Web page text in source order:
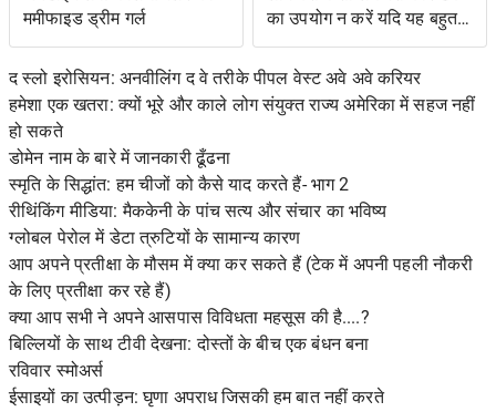
ममीफाइड ड्रीम गर्ल
का उपयोग न करें यदि यह बहुत
जटिल है
द स्लो इरोसियन: अनवीलिंग द वे तरीके पीपल वेस्ट अवे अवे करियर
हमेशा एक खतरा: क्यों भूरे और काले लोग संयुक्त राज्य अमेरिका में सहज नहीं
हो सकते
डोमेन नाम के बारे में जानकारी ढूँढना
स्मृति के सिद्धांत: हम चीजों को कैसे याद करते हैं- भाग 2
रीथिंकिंग मीडिया: मैककेनी के पांच सत्य और संचार का भविष्य
ग्लोबल पेरोल में डेटा त्रुटियों के सामान्य कारण
आप अपने प्रतीक्षा के मौसम में क्या कर सकते हैं (टेक में अपनी पहली नौकरी
के लिए प्रतीक्षा कर रहे हैं)
क्या आप सभी ने अपने आसपास विविधता महसूस की है....?
बिल्लियों के साथ टीवी देखना: दोस्तों के बीच एक बंधन बना
रविवार स्मोअर्स
ईसाइयों का उत्पीड़न: घृणा अपराध जिसकी हम बात नहीं करते